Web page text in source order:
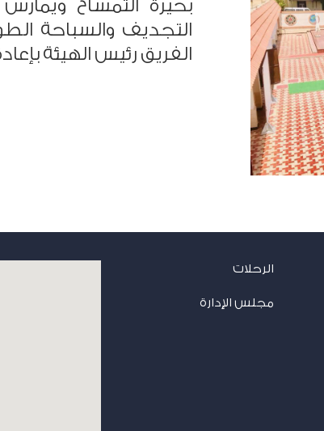
بحيرة التمساح
التجديف والسباحة
الفريق رئيس الهيئة بإعادة
الرحلات
مجلس الإدارة